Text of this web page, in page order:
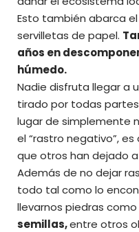
Esto también abarca
servilletas de papel.
años en
húmedo.
Nadie disfruta llegar a
tirado por todas
lugar de simplemente
el “rastro negativo”,
que otros han dejado
Además de no dejar
todo tal como lo
llevarnos piedras
semillas,entre otros